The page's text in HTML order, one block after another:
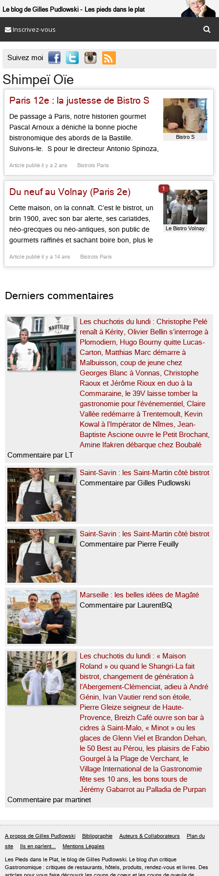
Le blog de Gilles Pudlowski Les pieds dans le plat
Inscrivez-vous
Suivez moi 
Shimpeï Oïe
Paris 12e : la justesse de Bistro S
De passage à Paris, notre historien gourmet
Pascal Arnoux a déniché la bonne pioche
bistronomique des abords de la Bastille.
Suivons-le. S pour le directeur Antonio Spinoza,
Bistrot Volnay et qui connait sur le bout des
doigts la France et ses traditions culinaires ! A
quelques […]...
Article publié il y a 2 ans Bistrots Paris
Bistro S
Du neuf au Volnay (Paris 2e)
Cette maison, on la connaît. C’est le bistrot, un
brin 1900, avec son bar alerte, ses cariatides,
néo-grecques ou néo-antiques, son public de
gourmets raffinés et sachant boire bon, plus le
Alcover, qui a su en faire une maison d’amis.
Article publié il y a 14 ans Bistrots Paris
Le Bistro Volnay
1
Derniers commentaires
Les chuchotis du lundi : Christophe Pelé
renaît à Kérity, Olivier Bellin s’interroge à
Plomodiern, Hugo Bourny quitte Lucas-
Carton, Matthias Marc démarre à
Malbuisson, coup de jeune chez
Georges Blanc à Vonnas, Christophe
Raoux et Jérôme Rioux en duo à la
Commaraine, le 39V laisse tomber la
gastronomie pour l’événementiel, Claire
Vallée redémarre à Trentemoult, Kevin
Kowal à l’Impérator de Nîmes, Jean-
Baptiste Ascione ouvre le Petit Brochant,
Amine Ifakren débarque chez Boubalé
Commentaire par LT
Saint-Savin : les Saint-Martin côté bistrot
Commentaire par Gilles Pudlowski
Saint-Savin : les Saint-Martin côté bistrot
Commentaire par Pierre Feuilly
Marseille : les belles idées de Magâté
Commentaire par LaurentBQ
Les chuchotis du lundi : « Maison
Roland » ou quand le Shangri-La fait
bistrot, changement de génération à
l’Abergement-Clémenciat, adieu à André
Génin, Ivan Vautier rend son étoile,
Pierre Gleize seigneur de Haute-
Provence, Breizh Café ouvre son bar à
cidres à Saint-Malo, « Minot » ou les
glaces de Glenn Viel et Brandon Dehan,
le 50 Best au Pérou, les plaisirs de Fabio
Gourgel à la Plage de Verchant, le
Village International de la Gastronomie
fête ses 10 ans, les bons tours de
Jérémy Gabarrot au Palladia de Purpan
Commentaire par martinet
A propos de Gilles Pudlowski Bibliographie Auteurs & Collaborateurs
Plan du
site
Ils en parlent... Mentions Légales
Les Pieds dans le Plat, le blog de Gilles Pudlowski. Le blog d'un critique
Gastronomique : critiques de restaurants, hôtels, produits, rendez-vous et livres. Des